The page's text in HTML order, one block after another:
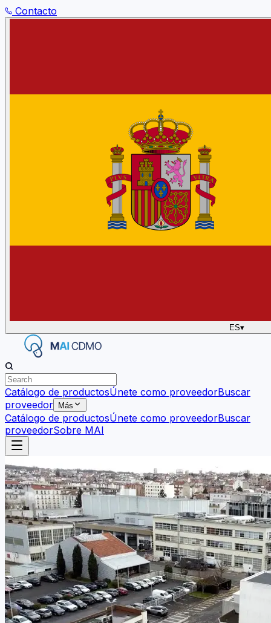
Contacto
ES▾
Catálogo de productosÚnete como proveedorBuscar
proveedor
Más
Catálogo de productosÚnete como proveedorBuscar
proveedorSobre MAI